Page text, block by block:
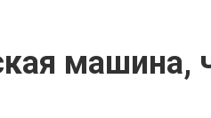
машина,